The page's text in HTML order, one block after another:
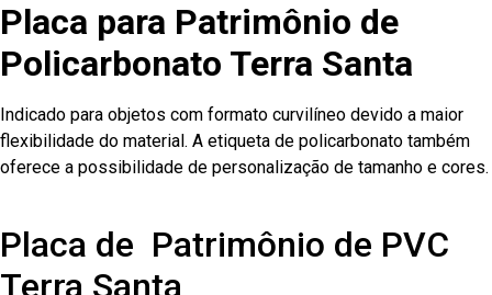
Placa para Patrimônio de
Policarbonato Terra Santa
Indicado para objetos com formato curvilíneo devido a maior
flexibilidade do material. A etiqueta de policarbonato também
oferece a possibilidade de personalização de tamanho e cores.
Placa de Patrimônio de PVC
Terra Santa